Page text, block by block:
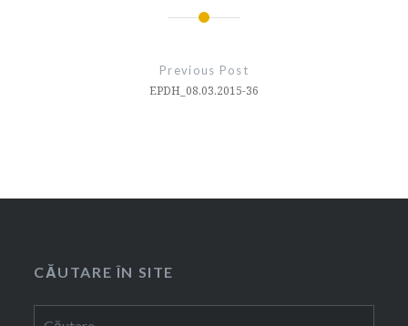
Previous Post
EPDH_08.03.2015-36
CĂUTARE ÎN SITE